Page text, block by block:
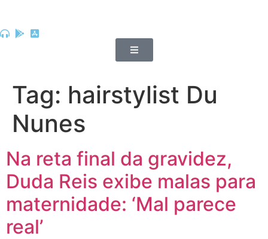
Tag: hairstylist Du
Nunes
Na reta final da gravidez,
Duda Reis exibe malas para
maternidade: ‘Mal parece
real’